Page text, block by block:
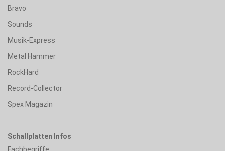
Bravo
Sounds
Musik-Express
Metal Hammer
RockHard
Record-Collector
Spex Magazin
Schallplatten Infos
Fachbegriffe